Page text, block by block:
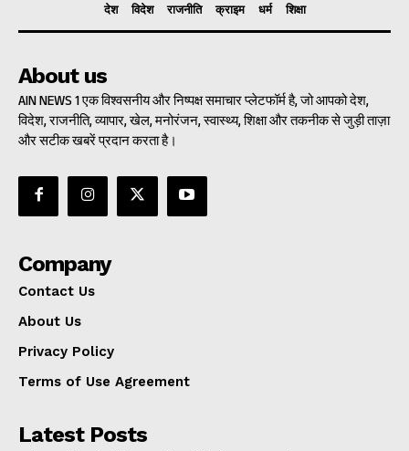
देश विदेश राजनीति क्राइम धर्म शिक्षा
About us
AIN NEWS 1 एक विश्वसनीय और निष्पक्ष समाचार प्लेटफॉर्म है, जो आपको देश,
विदेश, राजनीति, व्यापार, खेल, मनोरंजन, स्वास्थ्य, शिक्षा और तकनीक से जुड़ी ताज़ा
और सटीक खबरें प्रदान करता है।
Company
Contact Us
About Us
Privacy Policy
Terms of Use Agreement
Latest Posts